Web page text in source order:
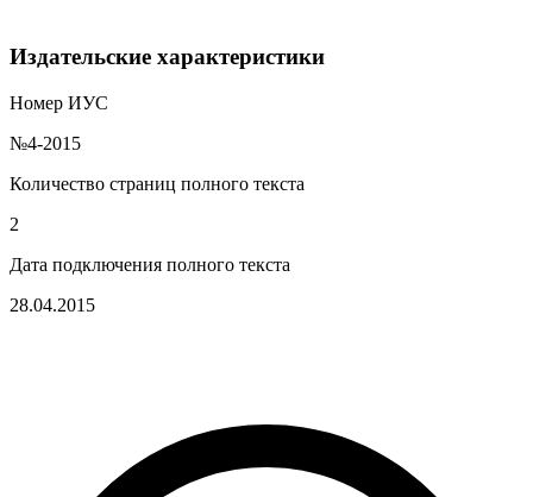
Издательские характеристики
Номер ИУС
№4-2015
Количество страниц полного текста
2
Дата подключения полного текста
28.04.2015